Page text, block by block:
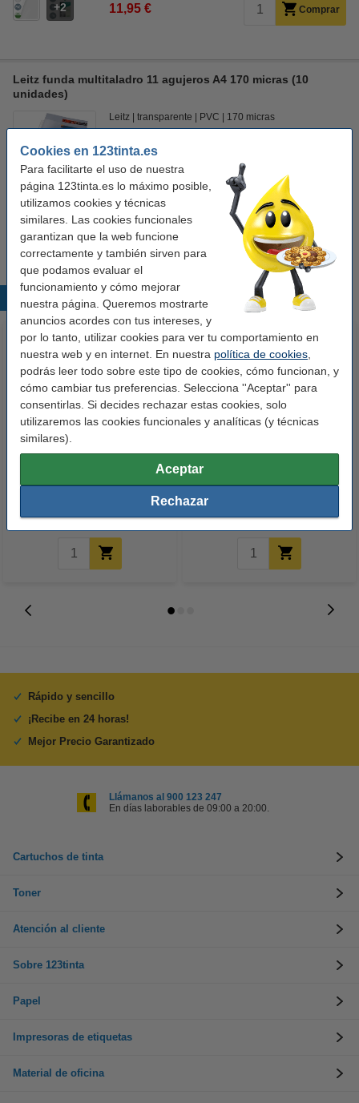
Cookies en 123tinta.es
Para facilitarte el uso de nuestra
página 123tinta.es lo máximo posible,
utilizamos cookies y técnicas
similares. Las cookies funcionales
garantizan que la web funcione
correctamente y también sirven para
que podamos evaluar el
funcionamiento y cómo mejorar
nuestra página. Queremos mostrarte
anuncios acordes con tus intereses, y
por lo tanto, utilizar cookies para ver tu comportamiento en
nuestra web y en internet. En nuestra política de cookies
podrás leer todo sobre este tipo de cookies, cómo funcionan, y
cómo cambiar tus preferencias. Selecciona ''Aceptar'' para
consentirlas. Si decides rechazar estas cookies, solo
utilizaremos las cookies funcionales y analíticas (y técnicas
similares).
Aceptar
Rechazar
2 11,95 € Comprar
Leitz funda multitaladro 11 agujeros A4 170 micras (10
unidades)
Leitz transparente PVC 170 micras
Ver características y descripción
En stock
¡Recíbelo en 24 horas!
19,95 € Comprar
Productos destacados
Premium Glossy brillo alto | 10 x
15 cm | 260g | 100 hojas
Power AA - LR06 - MN1500 - 24
unidades
Rápido y sencillo
¡Recibe en 24 horas!
Mejor Precio Garantizado
Llámanos al 900 123 247
En días laborables de 09:00 a 20:00.
Cartuchos de tinta
Toner
Atención al cliente
Sobre 123tinta
Papel
Impresoras de etiquetas
Material de oficina